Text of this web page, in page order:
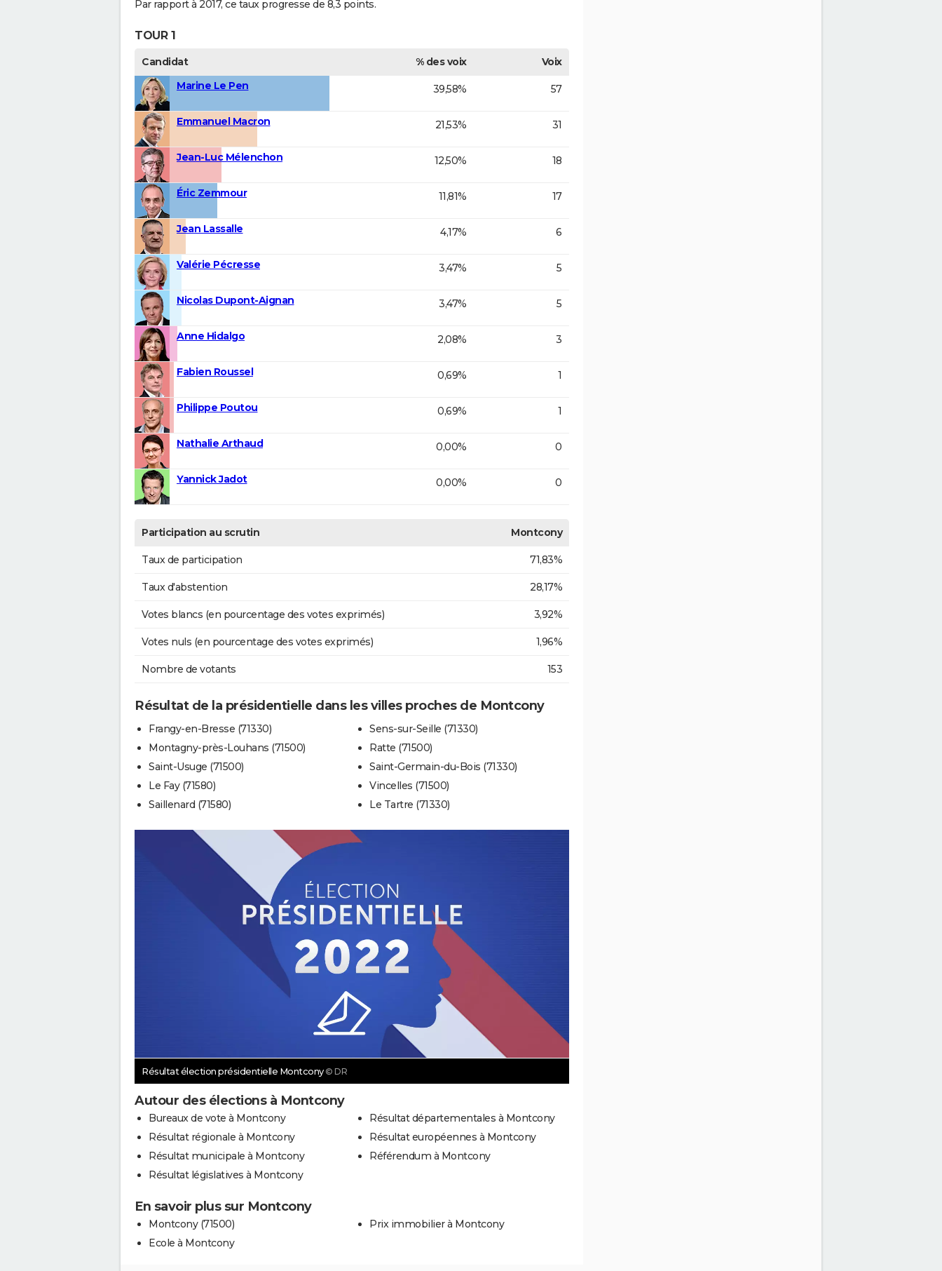
Par rapport à 2017, ce taux progresse de 8,3 points.
TOUR 1
Candidat % des voix
Voix
Marine Le Pen
39,58% 57
Emmanuel Macron 21,53% 31
Jean-Luc Mélenchon 12,50% 18
Éric Zemmour 11,81% 17
Jean Lassalle 4,17% 6
Valérie Pécresse 3,47% 5
Nicolas Dupont-Aignan 3,47% 5
Anne Hidalgo 2,08% 3
Fabien Roussel 0,69% 1
Philippe Poutou 0,69% 1
Nathalie Arthaud 0,00% 0
Yannick Jadot 0,00% 0
Participation au scrutin Montcony
Taux de participation 71,83%
Taux d'abstention 28,17%
Votes blancs (en pourcentage des votes exprimés) 3,92%
Votes nuls (en pourcentage des votes exprimés) 1,96%
Nombre de votants 153
Résultat de la présidentielle dans les villes proches de Montcony
Frangy-en-Bresse (71330)
Montagny-près-Louhans (71500)
Saint-Usuge (71500)
Le Fay (71580)
Saillenard (71580)
Sens-sur-Seille (71330)
Ratte (71500)
Saint-Germain-du-Bois (71330)
Vincelles (71500)
Le Tartre (71330)
Résultat élection présidentielle Montcony © DR
Autour des élections à Montcony
Bureaux de vote à Montcony
Résultat régionale à Montcony
Résultat municipale à Montcony
Résultat législatives à Montcony
Résultat départementales à Montcony
Résultat européennes à Montcony
Référendum à Montcony
En savoir plus sur Montcony
Montcony (71500)
Ecole à Montcony
Prix immobilier à Montcony